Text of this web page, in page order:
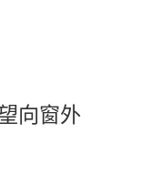
望向窗外